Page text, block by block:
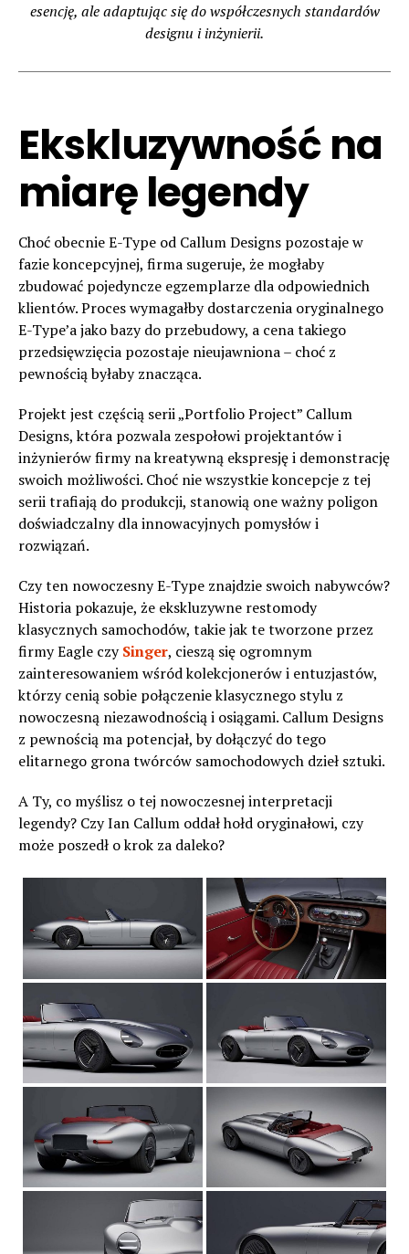
esencję, ale adaptując się do współczesnych standardów
designu i inżynierii.
Ekskluzywność na
miarę legendy
Choć obecnie E-Type od Callum Designs pozostaje w
fazie koncepcyjnej, firma sugeruje, że mogłaby
zbudować pojedyncze egzemplarze dla odpowiednich
klientów. Proces wymagałby dostarczenia oryginalnego
E-Type’a jako bazy do przebudowy, a cena takiego
przedsięwzięcia pozostaje nieujawniona – choć z
pewnością byłaby znacząca.
Projekt jest częścią serii „Portfolio Project” Callum
Designs, która pozwala zespołowi projektantów i
inżynierów firmy na kreatywną ekspresję i demonstrację
swoich możliwości. Choć nie wszystkie koncepcje z tej
serii trafiają do produkcji, stanowią one ważny poligon
doświadczalny dla innowacyjnych pomysłów i
rozwiązań.
Czy ten nowoczesny E-Type znajdzie swoich nabywców?
Historia pokazuje, że ekskluzywne restomody
klasycznych samochodów, takie jak te tworzone przez
firmy Eagle czySinger, cieszą się ogromnym
zainteresowaniem wśród kolekcjonerów i entuzjastów,
którzy cenią sobie połączenie klasycznego stylu z
nowoczesną niezawodnością i osiągami. Callum Designs
z pewnością ma potencjał, by dołączyć do tego
elitarnego grona twórców samochodowych dzieł sztuki.
A Ty, co myślisz o tej nowoczesnej interpretacji
legendy? Czy Ian Callum oddał hołd oryginałowi, czy
może poszedł o krok za daleko?